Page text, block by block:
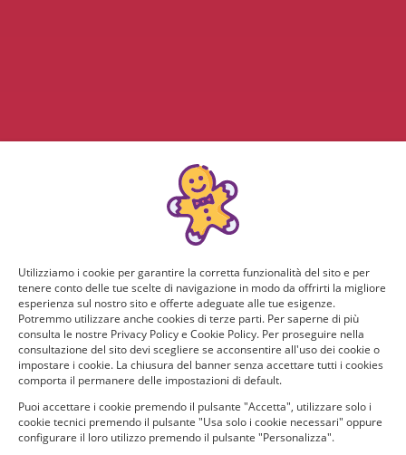
Utilizziamo i cookie per garantire la corretta funzionalità del sito e per
tenere conto delle tue scelte di navigazione in modo da offrirti la migliore
esperienza sul nostro sito e offerte adeguate alle tue esigenze.
Potremmo utilizzare anche cookies di terze parti. Per saperne di più
consulta le nostre Privacy Policy e Cookie Policy. Per proseguire nella
consultazione del sito devi scegliere se acconsentire all'uso dei cookie o
impostare i cookie. La chiusura del banner senza accettare tutti i cookies
comporta il permanere delle impostazioni di default.
Puoi accettare i cookie premendo il pulsante "Accetta", utilizzare solo i
cookie tecnici premendo il pulsante "Usa solo i cookie necessari" oppure
configurare il loro utilizzo premendo il pulsante "Personalizza".